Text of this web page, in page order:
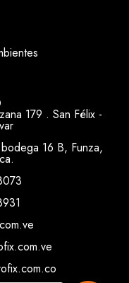
179 . San Félix -
16 B, Funza,